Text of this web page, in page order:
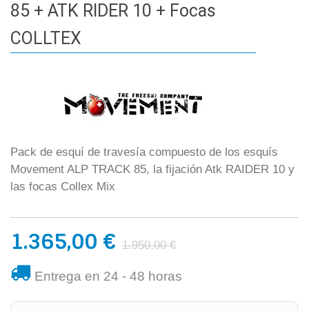
85 + ATK RIDER 10 + Focas
COLLTEX
Pack de esquí de travesía compuesto de los esquís
Movement ALP TRACK 85, la fijación Atk RAIDER 10 y
las focas Collex Mix
1.365,00 € 1.950,00 €
Entrega en 24 - 48 horas